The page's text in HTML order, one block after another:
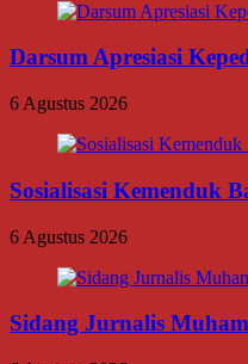
Darsum Apresiasi
6 Agustus 2026
Sosialisasi Kemenduk
6 Agustus 2026
Sidang Jurnalis